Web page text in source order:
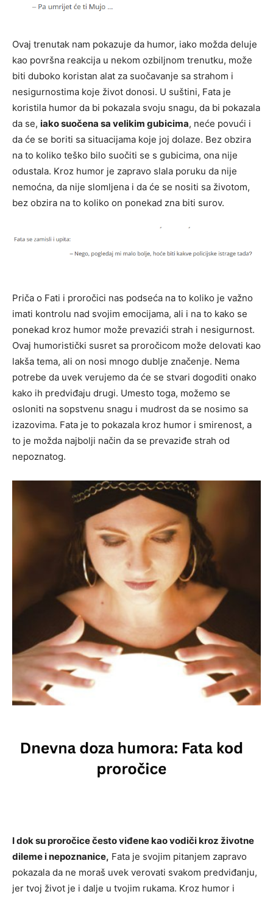
Ovaj trenutak nam pokazuje da humor, iako možda deluje
kao površna reakcija u nekom ozbiljnom trenutku, može
biti duboko koristan alat za suočavanje sa strahom i
nesigurnostima koje život donosi. U suštini, Fata je
koristila humor da bi pokazala svoju snagu, da bi pokazala
da se, iako suočena sa velikim gubicima, neće povući i
da će se boriti sa situacijama koje joj dolaze. Bez obzira
na to koliko teško bilo suočiti se s gubicima, ona nije
odustala. Kroz humor je zapravo slala poruku da nije
nemoćna, da nije slomljena i da će se nositi sa životom,
bez obzira na to koliko on ponekad zna biti surov.
Priča o Fati i proročici nas podseća na to koliko je važno
imati kontrolu nad svojim emocijama, ali i na to kako se
ponekad kroz humor može prevazići strah i nesigurnost.
Ovaj humoristički susret sa proročicom može delovati kao
lakša tema, ali on nosi mnogo dublje značenje. Nema
potrebe da uvek verujemo da će se stvari dogoditi onako
kako ih predviđaju drugi. Umesto toga, možemo se
osloniti na sopstvenu snagu i mudrost da se nosimo sa
izazovima. Fata je to pokazala kroz humor i smirenost, a
to je možda najbolji način da se prevaziđe strah od
nepoznatog.
I dok su proročice često viđene kao vodiči kroz životne
dileme i nepoznanice, Fata je svojim pitanjem zapravo
pokazala da ne moraš uvek verovati svakom predviđanju,
jer tvoj život je i dalje u tvojim rukama. Kroz humor i